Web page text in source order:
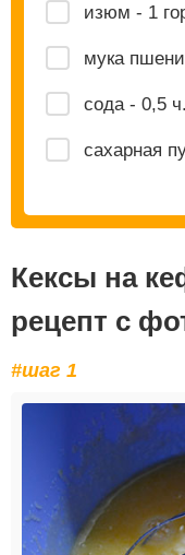
изюм - 1
мука
сода - 0,5
сахарная
Кексы на
рецепт с
#шаг 1